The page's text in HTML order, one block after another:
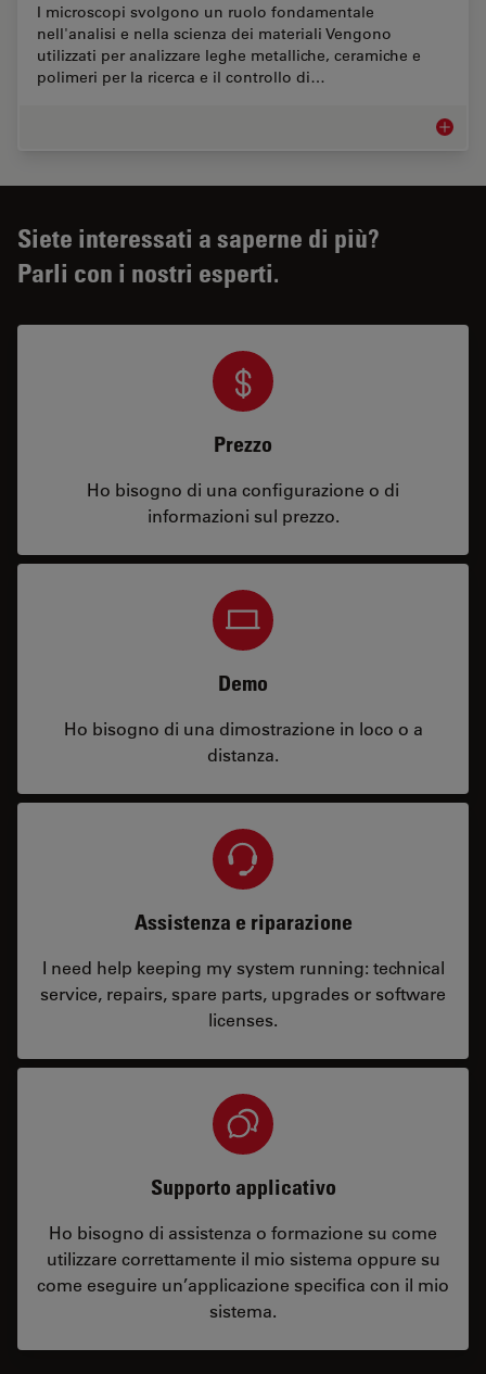
I microscopi svolgono un ruolo fondamentale
nell'analisi e nella scienza dei materiali Vengono
utilizzati per analizzare leghe metalliche, ceramiche e
polimeri per la ricerca e il controllo di…
Siete interessati a saperne di più?
Parli con i nostri esperti.
Prezzo
Ho bisogno di una configurazione o di
informazioni sul prezzo.
Demo
Ho bisogno di una dimostrazione in loco o a
distanza.
Assistenza e riparazione
I need help keeping my system running: technical
service, repairs, spare parts, upgrades or software
licenses.
Supporto applicativo
Ho bisogno di assistenza o formazione su come
utilizzare correttamente il mio sistema oppure su
come eseguire un’applicazione specifica con il mio
sistema.